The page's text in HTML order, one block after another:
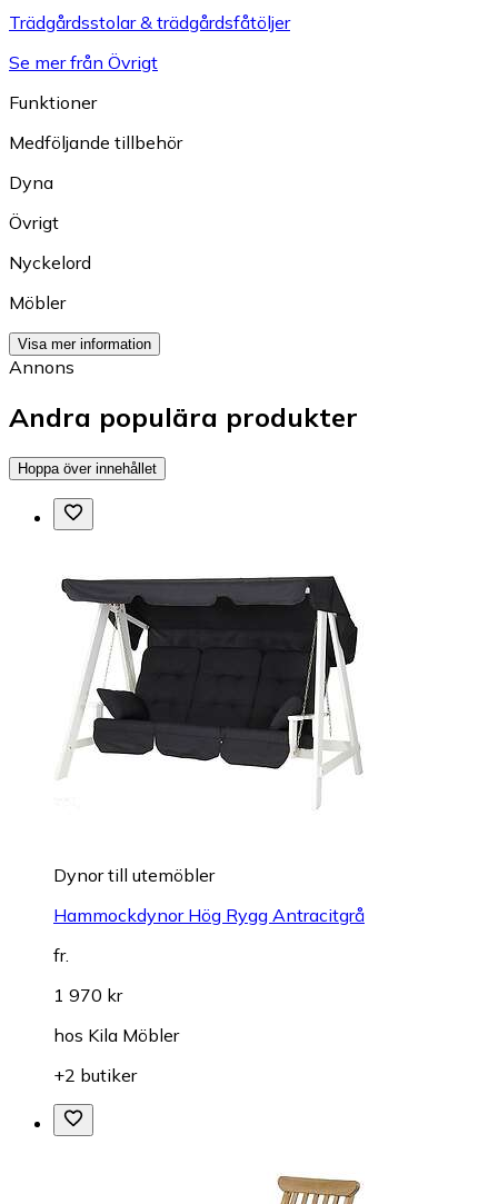
Trädgårdsstolar & trädgårdsfåtöljer
Se mer från Övrigt
Funktioner
Medföljande tillbehör
Dyna
Övrigt
Nyckelord
Möbler
Visa mer information
Annons
Andra populära produkter
Hoppa över innehållet
Dynor till utemöbler
Hammockdynor Hög Rygg Antracitgrå
fr.
1 970 kr
hos Kila Möbler
+2 butiker